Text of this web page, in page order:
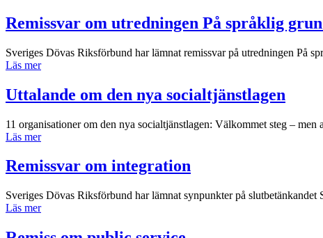
Remissvar om utredningen På språklig
Sveriges Dövas Riksförbund har lämnat remissvar på utredningen På
Läs mer
Uttalande om den nya socialtjänstlagen
11 organisationer om den nya socialtjänstlagen: Välkommet steg –
Läs mer
Remissvar om integration
Sveriges Dövas Riksförbund har lämnat synpunkter på
Läs mer